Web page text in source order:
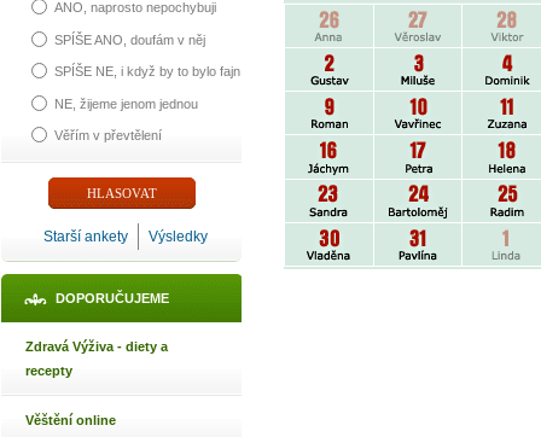
ANO, naprosto nepochybuji
SPÍŠE ANO, doufám v něj
SPÍŠE NE, i když by to bylo fajn
NE, žijeme jenom jednou
Věřím v převtělení
Starší ankety Výsledky
DOPORUČUJEME
Zdravá Výživa - diety a
recepty
Věštění online